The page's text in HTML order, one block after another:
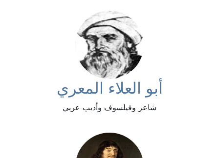
أبو العلاء المعري
شاعر وفيلسوف وأديب عربي